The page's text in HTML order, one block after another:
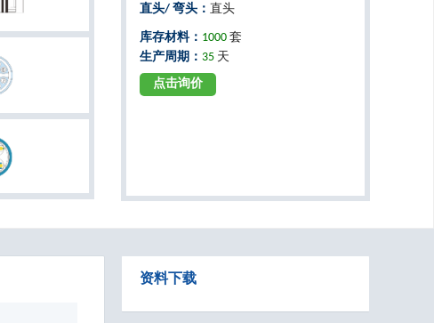
直头/ 弯头： 直头
库存材料： 1000 套
生产周期： 35 天
点击询价
资料下载